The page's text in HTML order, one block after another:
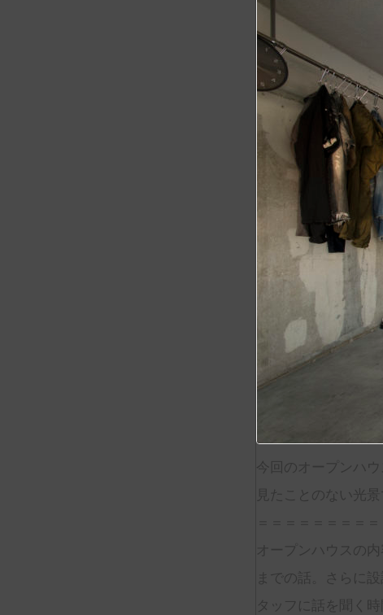
今回のオープンハ
見たことのない光景
オープンハウスの
までの話。さらに
タッフに話を聞く